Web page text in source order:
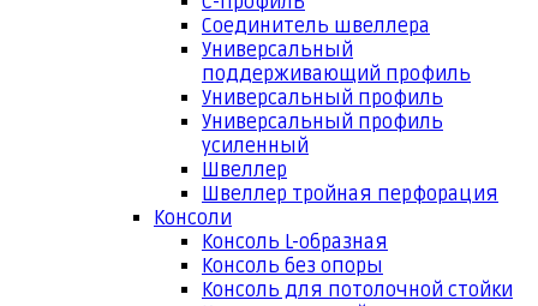
Соединитель швеллера
Универсальный
поддерживающий профиль
Универсальный профиль
Универсальный профиль
усиленный
Швеллер
Швеллер тройная перфорация
Консоли
Консоль L-образная
Консоль без опоры
Консоль для потолочной стойки